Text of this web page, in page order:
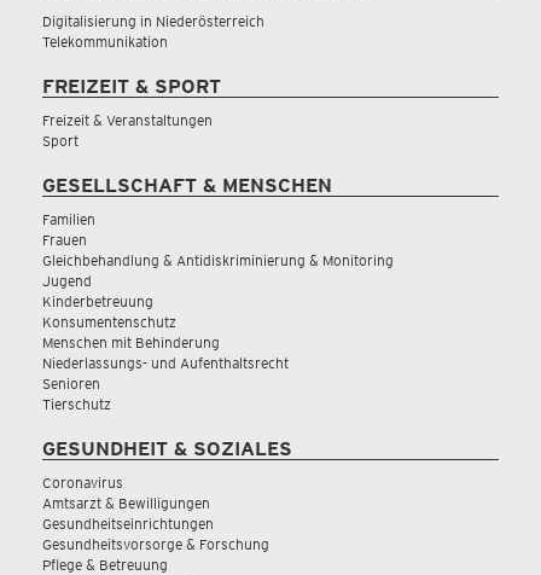
Digitalisierung in Niederösterreich
Telekommunikation
FREIZEIT & SPORT
Freizeit & Veranstaltungen
Sport
GESELLSCHAFT & MENSCHEN
Familien
Frauen
Gleichbehandlung & Antidiskriminierung & Monitoring
Jugend
Kinderbetreuung
Konsumentenschutz
Menschen mit Behinderung
Niederlassungs- und Aufenthaltsrecht
Senioren
Tierschutz
GESUNDHEIT & SOZIALES
Coronavirus
Amtsarzt & Bewilligungen
Gesundheitseinrichtungen
Gesundheitsvorsorge & Forschung
Pflege & Betreuung